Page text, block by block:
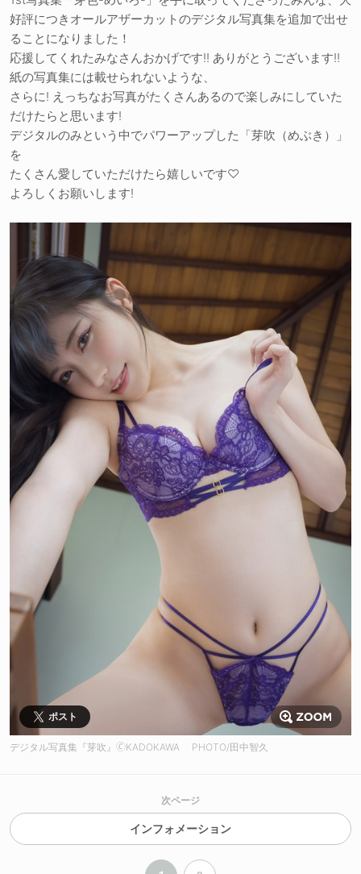
好評につきオールアザーカットのデジタル写真集を追加で出せ
ることになりました！
応援してくれたみなさんおかげです!! ありがとうございます!!
紙の写真集には載せられないような、
さらに! えっちなお写真がたくさんあるので楽しみにしていた
だけたらと思います!
デジタルのみという中でパワーアップした「芽吹（めぶき）」
を
たくさん愛していただけたら嬉しいです♡
よろしくお願いします!
ポスト
デジタル写真集『芽吹』🄫KADOKAWA PHOTO/田中智久
次ページ
インフォメーション